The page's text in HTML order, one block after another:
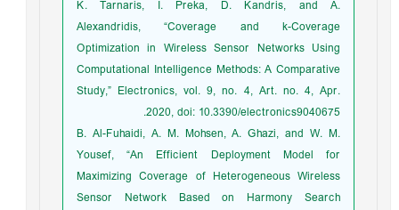
K. Tarnaris, I. Preka, D. Kandris, and A.
Alexandridis, “Coverage and k-Coverage
Optimization in Wireless Sensor Networks Using
Computational Intelligence Methods: A Comparative
Study,” Electronics, vol. 9, no. 4, Art. no. 4, Apr.
2020, doi: 10.3390/electronics9040675.
B. Al-Fuhaidi, A. M. Mohsen, A. Ghazi, and W. M.
Yousef, “An Efficient Deployment Model for
Maximizing Coverage of Heterogeneous Wireless
Sensor Network Based on Harmony Search